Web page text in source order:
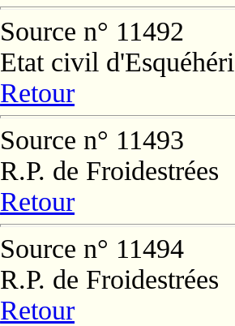
Source n° 11492
Etat civil
Retour
Source n° 11493
R.P. de Froidestrées
Retour
Source n° 11494
R.P. de Froidestrées
Retour